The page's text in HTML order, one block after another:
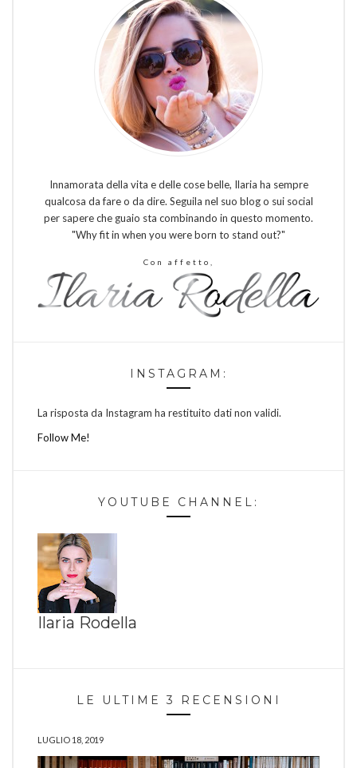
Innamorata della vita e delle cose belle, Ilaria ha sempre
qualcosa da fare o da dire. Seguila nel suo blog o sui social
per sapere che guaio sta combinando in questo momento.
"Why fit in when you were born to stand out?"
Con affetto,
INSTAGRAM:
La risposta da Instagram ha restituito dati non validi.
Follow Me!
YOUTUBE CHANNEL:
Ilaria Rodella
LE ULTIME 3 RECENSIONI
LUGLIO 18, 2019